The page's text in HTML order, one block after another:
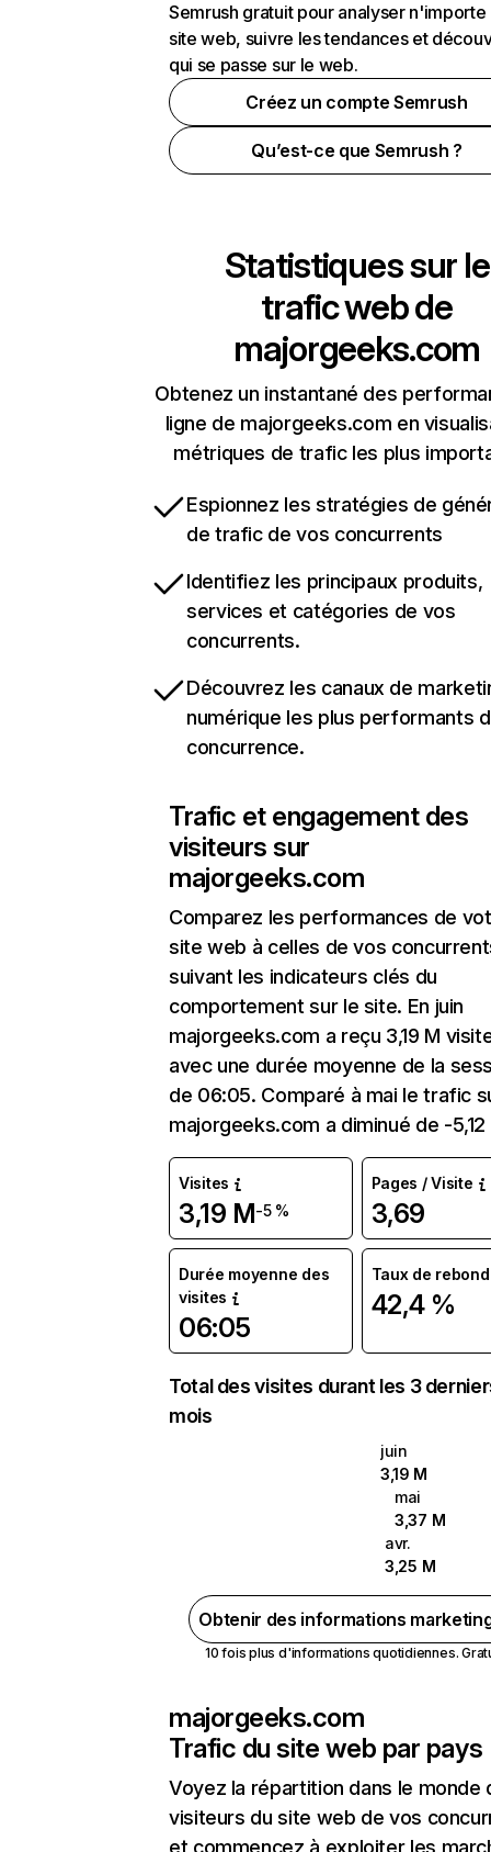
Semrush gratuit pour analyser n'importe
site web, suivre les tendances et
qui se passe sur le web.
Créez un compte Semrush
Qu’est-ce que Semrush ?
Statistiques sur le
trafic web de
majorgeeks.com
Obtenez un instantané des
ligne de majorgeeks.com en
métriques de trafic les plus
Espionnez les stratégies de
de trafic de vos concurrents
Identifiez les principaux produits,
services et catégories de vos
concurrents.
Découvrez les canaux de
numérique les plus performants
concurrence.
Trafic et engagement des
visiteurs sur
majorgeeks.com
Comparez les performances de
site web à celles de vos
suivant les indicateurs clés du
comportement sur le site. En juin
majorgeeks.com a reçu 3,19 M
avec une durée moyenne de la
de 06:05. Comparé à mai le trafic
majorgeeks.com a diminué de -5,12
Visites
3,19 M-5 %
Pages / Visite
3,69
Durée moyenne des
visites
06:05
Taux de rebond
42,4 %
Total des visites durant les 3
mois
juin
3,19 M
mai
3,37 M
avr.
3,25 M
Obtenir des informations
10 fois plus d'informations quotidiennes.
majorgeeks.com
Trafic du site web par pays
Voyez la répartition dans le monde
visiteurs du site web de vos
et commencez à exploiter les